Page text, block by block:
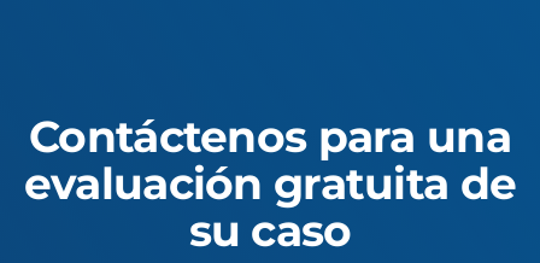
Contáctenos para una
evaluación gratuita de
su caso